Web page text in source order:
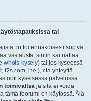
tai
on todennäköisesti sopiva
vastausta, sinun kannattaa
whois-kysely) tai jos kyseessä
f2s.com, jne.), ota yhteyttä
kyseisessä palvelussa.
toimivaltaa ja sitä ei voida
tämä foorumi on käytössä. Älä